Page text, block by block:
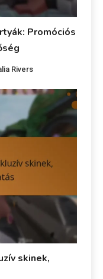
Promóciós
Rivers
skinek,